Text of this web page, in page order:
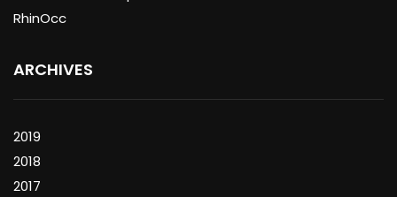
RhinOcc
ARCHIVES
2019
2018
2017